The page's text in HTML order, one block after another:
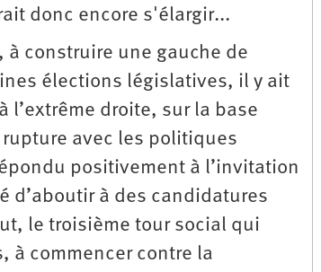
donc encore s'élargir...
à construire une gauche de
élections législatives, il y ait
l’extrême droite, sur la base
avec les politiques
positivement à l’invitation
d’aboutir à des candidatures
le troisième tour social qui
à commencer contre la